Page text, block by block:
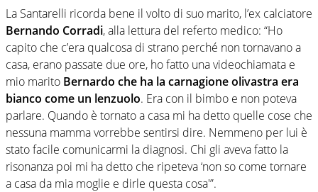
La Santarelli ricorda bene il volto di suo marito, l’ex calciatore
Bernando Corradi, alla lettura del referto medico: “Ho
capito che c’era qualcosa di strano perché non tornavano a
casa, erano passate due ore, ho fatto una videochiamata e
mio marito Bernardo che ha la carnagione olivastra era
bianco come un lenzuolo. Era con il bimbo e non poteva
parlare. Quando è tornato a casa mi ha detto quelle cose che
nessuna mamma vorrebbe sentirsi dire. Nemmeno per lui è
stato facile comunicarmi la diagnosi. Chi gli aveva fatto la
risonanza poi mi ha detto che ripeteva ‘non so come tornare
a casa da mia moglie e dirle questa cosa'”.